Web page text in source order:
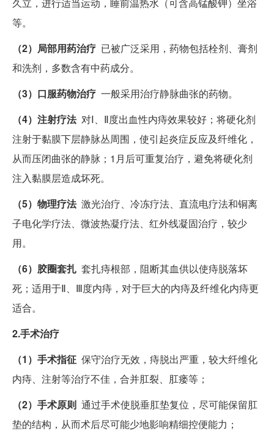
久立，进行适当运动，睡前温热水（可含高锰酸钾）坐浴
等。
（2）局部用药治疗 已被广泛采用，药物包括栓剂、膏剂
和洗剂，多数含有中药成分。
（3）口服药物治疗 一般采用治疗静脉曲张的药物。
（4）注射疗法对Ⅰ、Ⅱ度出血性内痔效果较好；将硬化剂
注射于黏膜下层静脉丛周围，使引起炎症反应及纤维化，
从而压闭曲张的静脉；1月后可重复治疗，避免将硬化剂
注入黏膜层造成坏死。
（5）物理疗法 激光治疗、冷冻疗法、直流电疗法和铜离
子电化学疗法、微波热凝疗法、红外线凝固治疗，较少
用。
（6）胶圈套扎 套扎痔根部，阻断其血供以使痔脱落坏
死；适用于Ⅱ、Ⅲ度内痔，对于巨大的内痔及纤维化内痔更
适合。
2.手术治疗
（1）手术指征 保守治疗无效，痔脱出严重，较大纤维化
内痔、注射等治疗不佳，合并肛裂、肛瘘等；
（2）手术原则 通过手术使脱垂肛垫复位，尽可能保留肛
垫的结构，从而术后尽可能少地影响精细控便能力；